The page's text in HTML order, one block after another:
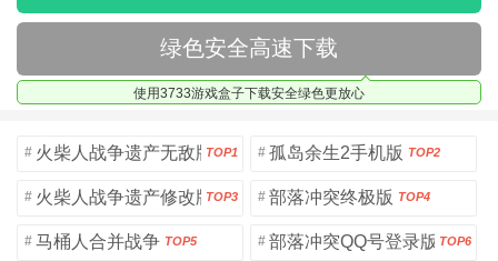
绿色安全高速下载
使用3733游戏盒子下载安全绿色更放心
# 火柴人战争遗产无敌版TOP1 # 孤岛余生2手机版 TOP2
# 火柴人战争遗产修改版TOP3 # 部落冲突终极版 TOP4
# 马桶人合并战争 TOP5 # 部落冲突QQ号登录版 TOP6